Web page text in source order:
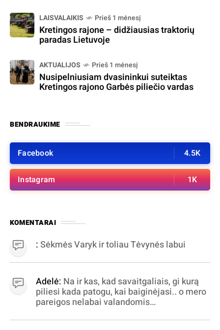
LAISVALAIKIS Prieš 1 mėnesį
Kretingos rajone – didžiausias traktorių
paradas Lietuvoje
AKTUALIJOS Prieš 1 mėnesį
Nusipelniusiam dvasininkui suteiktas
Kretingos rajono Garbės piliečio vardas
BENDRAUKIME
Facebook 4.5K
Instagram 1K
KOMENTARAI
:Sėkmės Varyk ir toliau Tėvynės labui
Adelė: Na ir kas, kad savaitgaliais, gi kurą
piliesi kada patogu, kai baiginėjasi.. o mero
pareigos nelabai valandomis
virpinimas, ieškokit kur milijonus vagia